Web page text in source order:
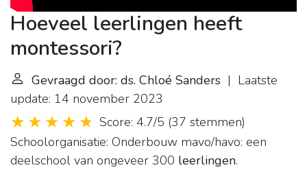
Hoeveel leerlingen heeft
montessori?
Gevraagd door: ds. Chloé Sanders | Laatste
update: 14 november 2023
Score: 4.7/5 (37 stemmen)
Schoolorganisatie: Onderbouw mavo/havo: een
deelschool van ongeveer 300 leerlingen.